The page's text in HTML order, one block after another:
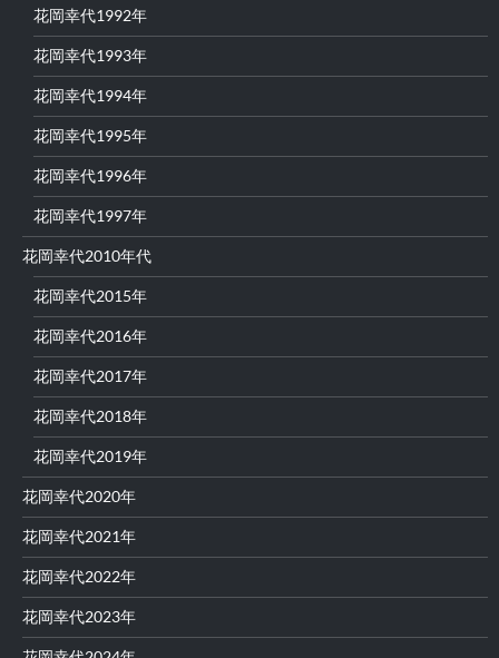
花岡幸代1992年
花岡幸代1993年
花岡幸代1994年
花岡幸代1995年
花岡幸代1996年
花岡幸代1997年
花岡幸代2010年代
花岡幸代2015年
花岡幸代2016年
花岡幸代2017年
花岡幸代2018年
花岡幸代2019年
花岡幸代2020年
花岡幸代2021年
花岡幸代2022年
花岡幸代2023年